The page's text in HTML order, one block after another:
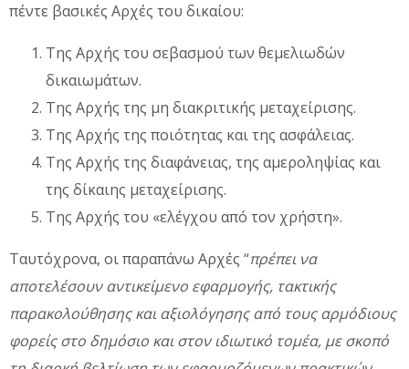
πέντε βασικές Αρχές του δικαίου:
Της Αρχής του σεβασμού των θεμελιωδών
δικαιωμάτων.
Της Αρχής της μη διακριτικής μεταχείρισης.
Της Αρχής της ποιότητας και της ασφάλειας.
Της Αρχής της διαφάνειας, της αμεροληψίας και
της δίκαιης μεταχείρισης.
Της Αρχής του «ελέγχου από τον χρήστη».
Ταυτόχρονα, οι παραπάνω Αρχές “πρέπει να
αποτελέσουν αντικείμενο εφαρμογής, τακτικής
παρακολούθησης και αξιολόγησης από τους αρμόδιους
φορείς στο δημόσιο και στον ιδιωτικό τομέα, με σκοπό